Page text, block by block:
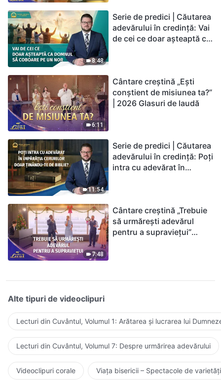
8:48
Serie de predici | Căutarea
adevărului în credință: Vai
de cei ce doar așteaptă ca
6:11
Cântare creștină „Ești
conștient de misiunea ta?”
| 2026 Glasuri de laudă
11:54
Serie de predici | Căutarea
adevărului în credință: Poți
intra cu adevărat în
7:48
Cântare creștină „Trebuie
să urmărești adevărul
pentru a supraviețui”
Alte tipuri de videoclipuri
Lecturi din Cuvântul, Volumul 1: Arătarea și lucrarea lui
Lecturi din Cuvântul, Volumul 7: Despre urmărirea adevărului
Videoclipuri corale Viața bisericii – Spectacole de varietăți